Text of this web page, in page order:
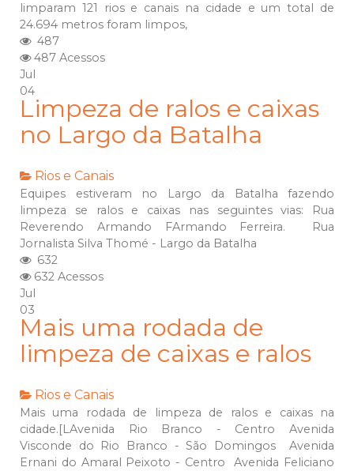
limparam 121 rios e canais na cidade e um total de
24.694 metros foram limpos,
487
487 Acessos
Jul
04
Limpeza de ralos e caixas
no Largo da Batalha
Rios e Canais
Equipes estiveram no Largo da Batalha fazendo
limpeza se ralos e caixas nas seguintes vias: Rua
Reverendo Armando FArmando Ferreira. Rua
Jornalista Silva Thomé - Largo da Batalha
632
632 Acessos
Jul
03
Mais uma rodada de
limpeza de caixas e ralos
Rios e Canais
Mais uma rodada de limpeza de ralos e caixas na
cidade.[LAvenida Rio Branco - Centro Avenida
Visconde do Rio Branco - São Domingos Avenida
Ernani do Amaral Peixoto - Centro Avenida Feliciano